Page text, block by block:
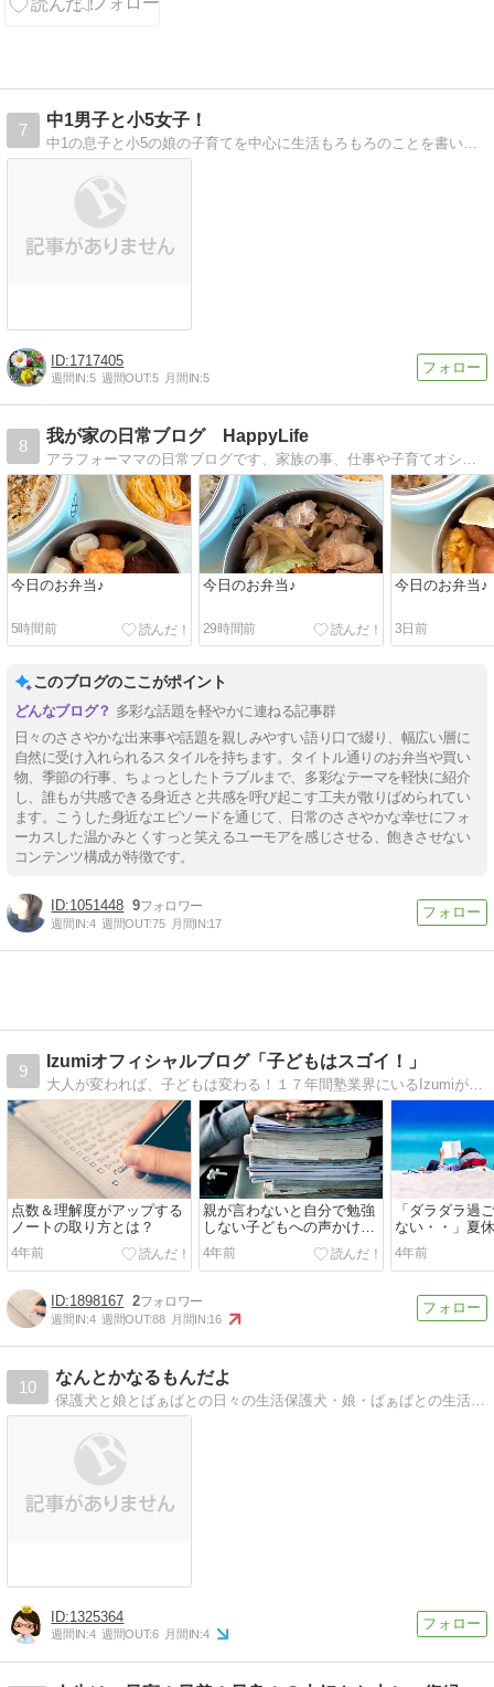
7
中1男子と小5女子！
中1の息子と小5の娘の子育てを中心に生活もろもろのことを書いています。
1717405
週間IN:5 週間OUT:5 月間IN:5
8
我が家の日常ブログ HappyLife
アラフォーママの日常ブログです、家族の事、仕事や子育てオシェレなどを綴っています
今日のお弁当♪
5時間前
今日のお弁当♪
29時間前
今日のお弁当♪
3日前
このブログのここがポイント
多彩な話題を軽やかに連ねる記事群
日々のささやかな出来事や話題を親しみやすい語り口で綴り、幅広い層に
自然に受け入れられるスタイルを持ちます。タイトル通りのお弁当や買い
物、季節の行事、ちょっとしたトラブルまで、多彩なテーマを軽快に紹介
し、誰もが共感できる身近さと共感を呼び起こす工夫が散りばめられてい
ます。こうした身近なエピソードを通じて、日常のささやかな幸せにフォ
ーカスした温かみとくすっと笑えるユーモアを感じさせる、飽きさせない
コンテンツ構成が特徴です。
1051448 9
週間IN:4 週間OUT:75 月間IN:17
9
Izumiオフィシャルブログ「子どもはスゴイ！」
大人が変われば、子どもは変わる！１７年間塾業界にいるIzumiが、教育観、勉強法などをお伝えします。
点数＆理解度がアップする
ノートの取り方とは？
4年前
親が言わないと自分で勉強
しない子どもへの声かけの
仕方とは？
4年前
「ダラダラ過
ない・・」夏
さんへの声か
とは？
4年前
1898167 2
週間IN:4 週間OUT:88 月間IN:16
10
なんとかなるもんだよ
保護犬と娘とばぁばとの日々の生活保護犬・娘・ばぁばとの生活を 貧乏だけど楽しい生活を送っています。
1325364
週間IN:4 週間OUT:6 月間IN:4